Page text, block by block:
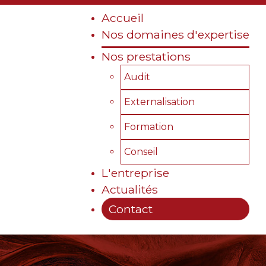
Accueil
Nos domaines d'expertise
Nos prestations
Audit
Externalisation
Formation
Conseil
L'entreprise
Actualités
Contact